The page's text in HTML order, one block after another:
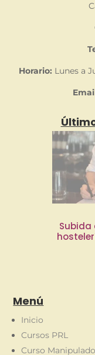
Horario: Lunes a
Subida
Menú
Inicio
Cursos PRL
Curso